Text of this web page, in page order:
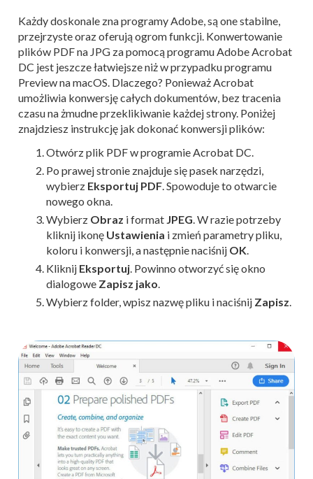
Każdy doskonale zna programy Adobe, są one stabilne,
przejrzyste oraz oferują ogrom funkcji. Konwertowanie
plików PDF na JPG za pomocą programu Adobe Acrobat
DC jest jeszcze łatwiejsze niż w przypadku programu
Preview na macOS. Dlaczego? Ponieważ Acrobat
umożliwia konwersję całych dokumentów, bez tracenia
czasu na żmudne przeklikiwanie każdej strony. Poniżej
znajdziesz instrukcję jak dokonać konwersji plików:
Otwórz plik PDF w programie Acrobat DC.
Po prawej stronie znajduje się pasek narzędzi,
wybierz Eksportuj PDF . Spowoduje to otwarcie
nowego okna.
Wybierz Obraz i format JPEG . W razie potrzeby
kliknij ikonę Ustawienia i zmień parametry pliku,
koloru i konwersji, a następnie naciśnij OK
Kliknij Eksportuj . Powinno otworzyć się okno
dialogowe Zapisz jako
Wybierz folder, wpisz nazwę pliku i naciśnij Zapisz